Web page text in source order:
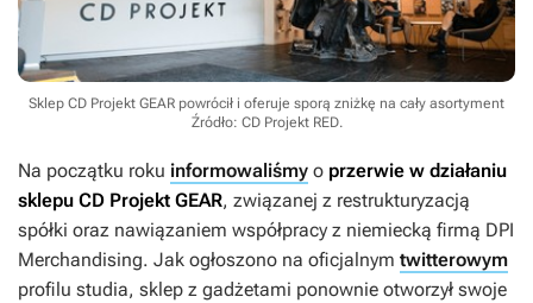
Sklep CD Projekt GEAR powrócił i oferuje sporą zniżkę na cały asortyment
Źródło: CD Projekt RED.
Na początku roku informowaliśmy o przerwie w działaniu
sklepu CD Projekt GEAR, związanej z restrukturyzacją
spółki oraz nawiązaniem współpracy z niemiecką firmą DPI
Merchandising. Jak ogłoszono na oficjalnym twitterowym
profilu studia, sklep z gadżetami ponownie otworzył swoje